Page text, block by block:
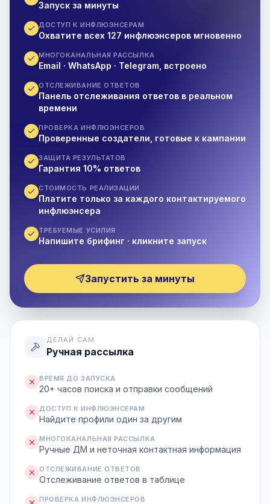
Запуск за минуты
ДОСТУП К ИНФЛЮЭНСЕРАМ
Охватите всех 127 инфлюэнсеров мгновенно
МНОГОКАНАЛЬНАЯ РАССЫЛКА
Email · WhatsApp · Telegram, встроено
ОТСЛЕЖИВАНИЕ ОТВЕТОВ
Панель отслеживания ответов в реальном
времени
ПРОВЕРКА ИНФЛЮЭНСЕРОВ
Проверенные создатели, готовые к кампании
ЗАЩИТА РЕЗУЛЬТАТОВ
Гарантия 10% ответов
СТОИМОСТЬ РЕАЛИЗАЦИИ
Платите только за каждого контактируемого
инфлюэнсера
ТРЕБУЕМЫЕ УСИЛИЯ
Напишите брифинг · кликните запуск
Запустить за минуты
ДЕЛАЙ САМ
Ручная рассылка
ВРЕМЯ ДО ЗАПУСКА
20+ часов поиска и отправки сообщений
ДОСТУП К ИНФЛЮЭНСЕРАМ
Найдите профили один за другим
МНОГОКАНАЛЬНАЯ РАССЫЛКА
Ручные ДМ и неточная контактная информация
ОТСЛЕЖИВАНИЕ ОТВЕТОВ
Отслеживание ответов в таблице
ПРОВЕРКА ИНФЛЮЭНСЕРОВ